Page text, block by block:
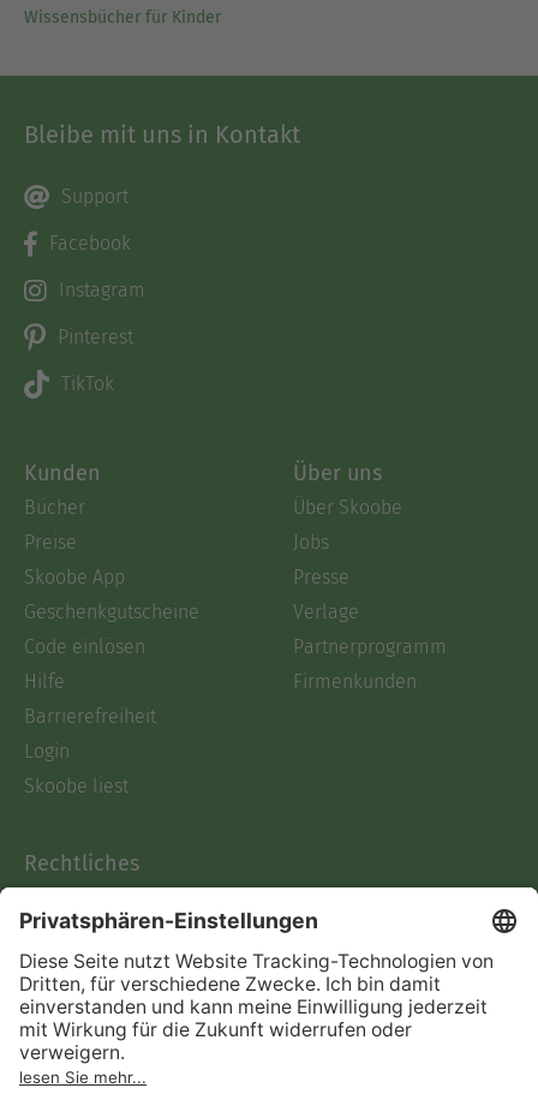
Wissensbücher für Kinder
Bleibe mit uns in Kontakt
Support
Facebook
Instagram
Pinterest
TikTok
Kunden
Bücher
Preise
Skoobe App
Geschenkgutscheine
Code einlösen
Hilfe
Barrierefreiheit
Login
Skoobe liest
Über uns
Über Skoobe
Jobs
Presse
Verlage
Partnerprogramm
Firmenkunden
Rechtliches
AGB
Informationen nach Data
Act
Verträge hier kündigen
Impressum